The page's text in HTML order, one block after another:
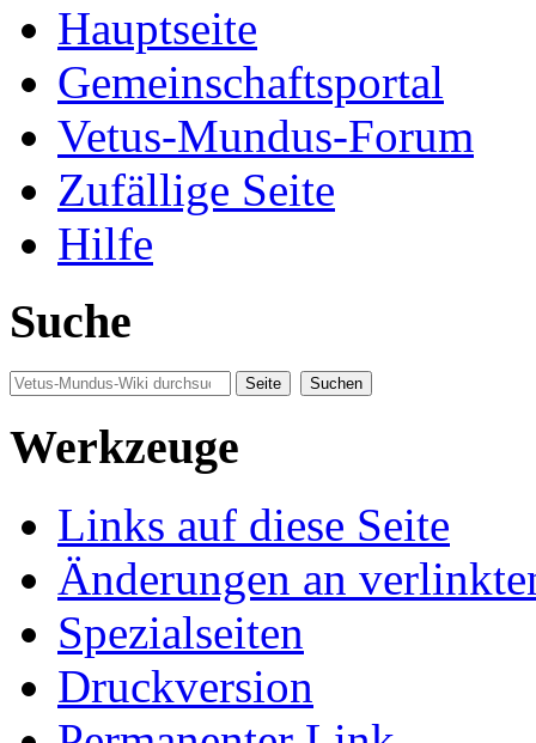
Hauptseite
Gemeinschaftsportal
Vetus-Mundus-Forum
Zufällige Seite
Hilfe
Suche
Werkzeuge
Links auf diese Seite
Änderungen an
Spezialseiten
Druckversion